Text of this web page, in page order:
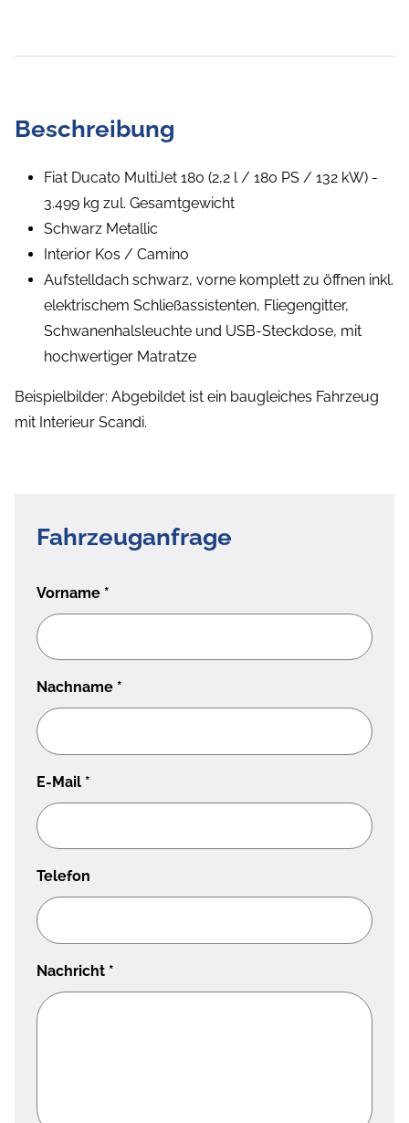
Beschreibung
Fiat Ducato MultiJet 180 (2,2 l / 180 PS / 132 kW) -
3.499 kg zul. Gesamtgewicht
Schwarz Metallic
Interior Kos / Camino
Aufstelldach schwarz, vorne komplett zu öffnen inkl.
elektrischem Schließassistenten, Fliegengitter,
Schwanenhalsleuchte und USB-Steckdose, mit
hochwertiger Matratze
Beispielbilder: Abgebildet ist ein baugleiches Fahrzeug
mit Interieur Scandi.
Fahrzeuganfrage
Vorname *
Nachname *
E-Mail *
Telefon
Nachricht *